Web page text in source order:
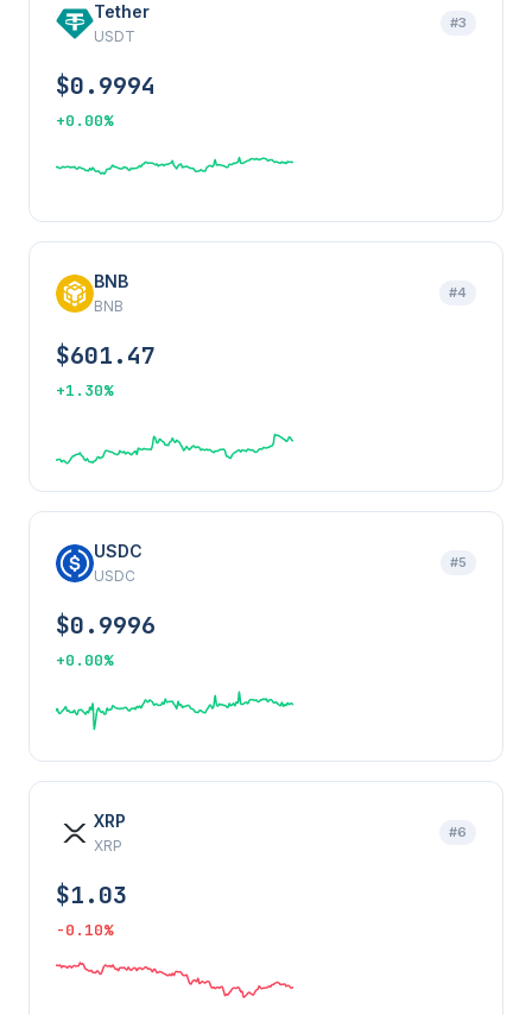
Tether
USDT
#3
$0.9994
+0.00%
BNB
BNB
#4
$601.47
+1.30%
USDC
USDC
#5
$0.9996
+0.00%
XRP
XRP
#6
$1.03
-0.10%